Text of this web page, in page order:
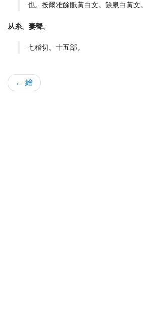
也。按爾雅餘貾黃白文。餘泉白黃文。
从糸。妻聲。
七稽切。十五部。
← 繪